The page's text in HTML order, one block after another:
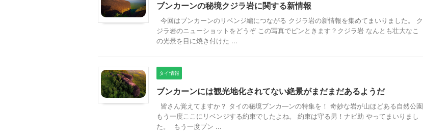
ブンカーンの秘境クジラ岩に関する新情報
今回はブンカーンのリベンジ編につながる クジラ岩の新情報を集めてまいりました。 ク
ジラ岩のニューショットをどうぞ この写真でピンときます？クジラ岩 なんとも壮大なこ
の光景を目に焼き付けた ...
タイ情報
ブンカーンには観光地化されてない絶景がまだまだあるようだ
皆さん覚えてますか？ タイの秘境ブンカ―ンの特集を！ 奇妙な岩が山ほどある自然公園
もう一度ここにリベンジする約束でしたよね。 約束は守る男！ナビ助 やってまいりまし
た。 もう一度ブン ...